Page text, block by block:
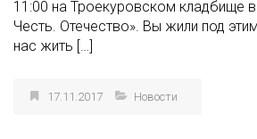
11:00 на Троекуровском кладбище
Честь. Отечество». Вы жили под
нас жить […]
17.11.2017 Новости